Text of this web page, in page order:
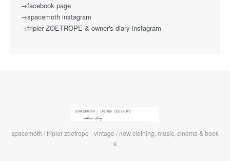
→facebook page
→spacemoth instagram
→fripier ZOETROPE & owner's diary instagram
spacemoth / fripier zoetrope - vintage / new clothing, music, cinema & book
s